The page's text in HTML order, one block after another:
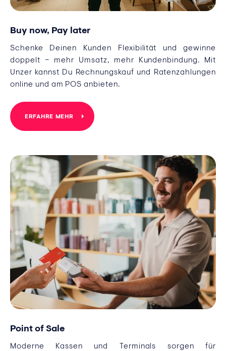
Buy now, Pay later
Schenke Deinen Kunden Flexibilität und gewinne
doppelt – mehr Umsatz, mehr Kundenbindung. Mit
Unzer kannst Du Rechnungskauf und Ratenzahlungen
online und am POS anbieten.
ERFAHRE MEHR
Point of Sale
Moderne Kassen und Terminals sorgen für